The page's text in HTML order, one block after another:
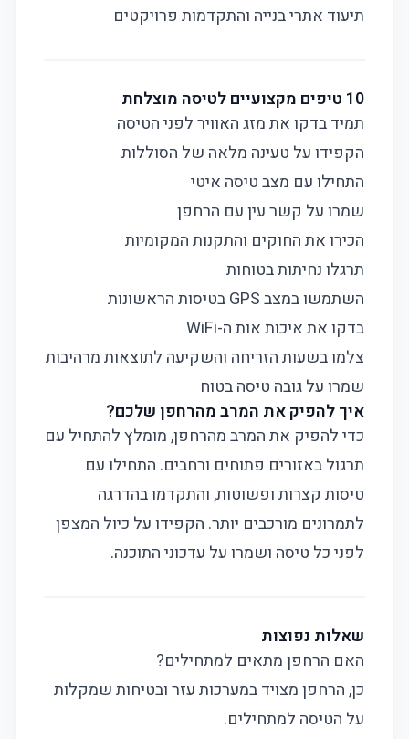
תיעוד אתרי בנייה והתקדמות פרויקטים
10 טיפים מקצועיים לטיסה מוצלחת
תמיד בדקו את מזג האוויר לפני הטיסה
הקפידו על טעינה מלאה של הסוללות
התחילו עם מצב טיסה איטי
שמרו על קשר עין עם הרחפן
הכירו את החוקים והתקנות המקומיות
תרגלו נחיתות בטוחות
השתמשו במצב GPS בטיסות הראשונות
בדקו את איכות אות ה-WiFi
צלמו בשעות הזריחה והשקיעה לתוצאות מרהיבות
שמרו על גובה טיסה בטוח
איך להפיק את המרב מהרחפן שלכם?
כדי להפיק את המרב מהרחפן, מומלץ להתחיל עם
תרגול באזורים פתוחים ורחבים. התחילו עם
טיסות קצרות ופשוטות, והתקדמו בהדרגה
לתמרונים מורכבים יותר. הקפידו על כיול המצפן
לפני כל טיסה ושמרו על עדכוני התוכנה.
שאלות נפוצות
האם הרחפן מתאים למתחילים?
כן, הרחפן מצויד במערכות עזר ובטיחות שמקלות
על הטיסה למתחילים.